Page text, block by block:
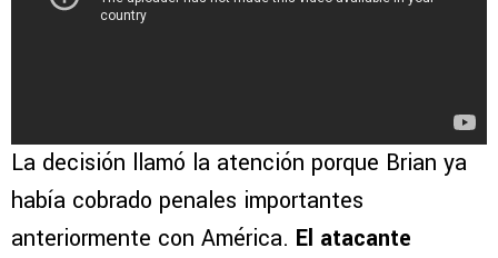
La decisión llamó la atención porque Brian ya
había cobrado penales importantes
anteriormente con América. El atacante